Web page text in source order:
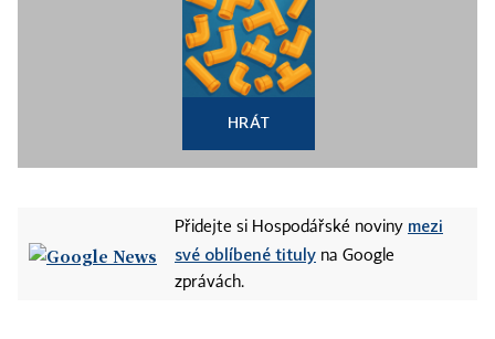
HRÁT
Přidejte si Hospodářské noviny mezi
své oblíbené tituly na Google
zprávách.